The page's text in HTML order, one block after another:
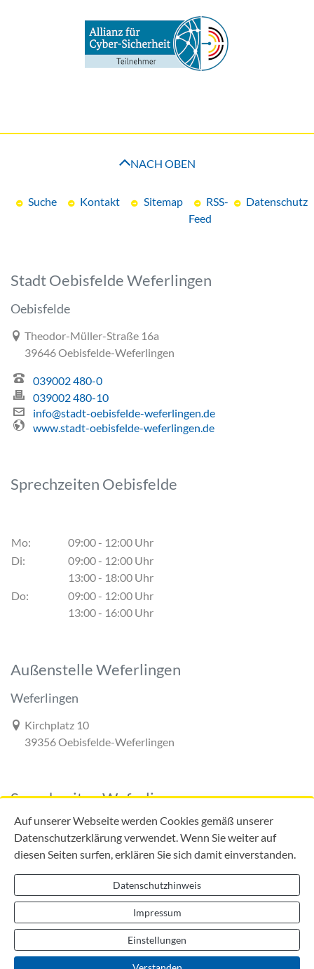
Auf unserer Webseite werden Cookies gemäß unserer
Datenschutzerklärung verwendet. Wenn Sie weiter auf
diesen Seiten surfen, erklären Sie sich damit einverstanden.
Datenschutzhinweis
Impressum
Einstellungen
Suche Kontakt Sitemap
RSS-
Feed
Datenschutz
NACH OBEN
Stadt Oebisfelde Weferlingen
Oebisfelde
Link zur Google-Maps Navigation
Theodor-Müller-Straße 16a
39646 Oebisfelde-Weferlingen
039002 480-0
039002 480-10
info@stadt-oebisfelde-weferlingen.de
www.stadt-oebisfelde-weferlingen.de
Sprechzeiten Oebisfelde
Mo:
09:00 - 12:00 Uhr
Di:
09:00 - 12:00 Uhr
13:00 - 18:00 Uhr
Do:
09:00 - 12:00 Uhr
13:00 - 16:00 Uhr
Außenstelle Weferlingen
Weferlingen
Link zur Google-Maps Navigation
Kirchplatz 10
39356 Oebisfelde-Weferlingen
Sprechzeiten Weferlingen
Mo:
09:00 - 12:00 Uhr
Di:
09:00 - 12:00 Uhr
13:00 - 18:00 Uhr
09:00 - 12:00 Uhr
13:00 - 16:00 Uhr